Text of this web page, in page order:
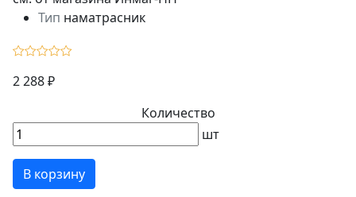
Тип наматрасник
2 288 ₽
Количество
шт
В корзину